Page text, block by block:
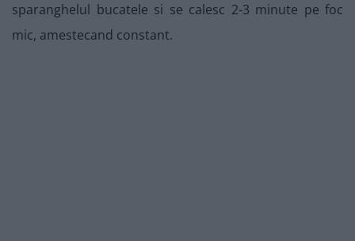
sparanghelul bucatele si se calesc 2-3 minute pe foc
mic, amestecand constant.